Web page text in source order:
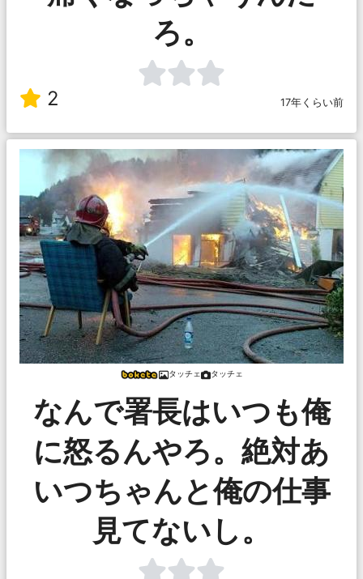
ろ。
2 17年くらい前
タッチェ タッチェ
なんで署長はいつも俺
に怒るんやろ。絶対あ
いつちゃんと俺の仕事
見てないし。